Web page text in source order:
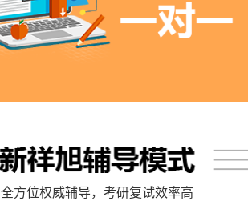
全方位权威辅导，考研复试效率高